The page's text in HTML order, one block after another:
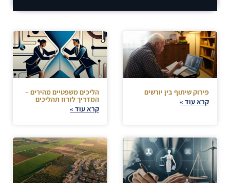
פירוק שיתוף בין יורשים
קרא עוד »
הליכים משפטיים מהירים –
המדריך לזרוז תהליכים
קרא עוד »